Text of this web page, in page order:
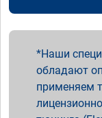
Наши
обладают
применяем